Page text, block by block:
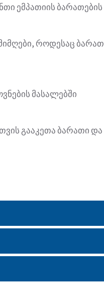
ემპათიის ბარათების
როდესაც
მასალებში
გააკეთა ბარათი და